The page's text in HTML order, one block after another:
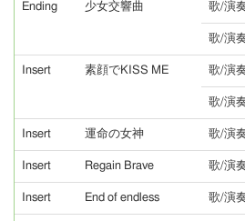
Ending 少女交響曲 歌/演
歌/演
Insert 素顔でKISS ME 歌/演
歌/演
Insert 運命の女神 歌/演
Insert Regain Brave 歌/演
Insert End of endless 歌/演